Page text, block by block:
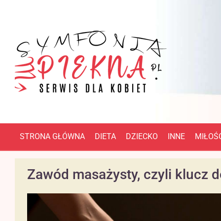
STRONA GŁÓWNA DIETA DZIECKO INNE
Zawód masażysty, czyli klucz